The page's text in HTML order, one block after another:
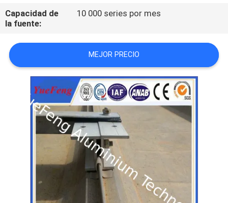
NOTICIAS
SOLICITAR
UNA
COTIZACIÓN
MAPA
PRIVACY
Capacidad de
la fuente:
10 000 series por mes
MEJOR PRECIO